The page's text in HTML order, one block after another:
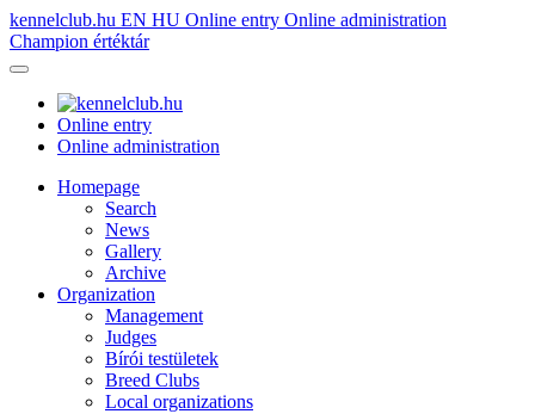
kennelclub.hu EN HU Online entry Online administration
Champion értéktár
Online entry
Online administration
Homepage
Search
News
Gallery
Archive
Organization
Management
Judges
Bírói testületek
Breed Clubs
Local organizations